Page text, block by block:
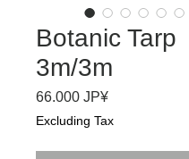
Botanic Tarp
3m/3m
66.000 JP¥Price
Excluding Tax